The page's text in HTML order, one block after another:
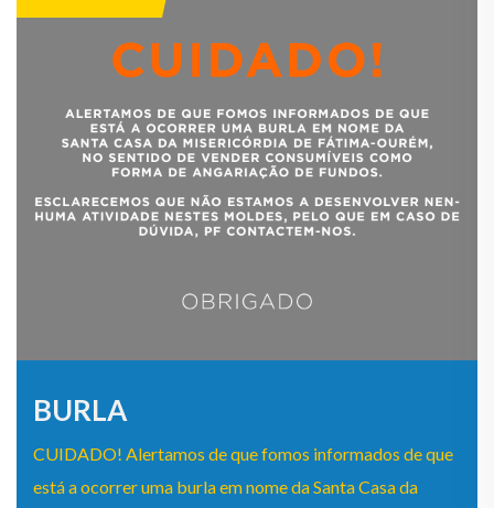
BURLA
CUIDADO! Alertamos de que fomos informados de que
está a ocorrer uma burla em nome da Santa Casa da